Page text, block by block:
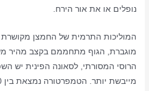
נופלים או את אור הירח.
המוליכות התרמית של החמצן
מוגברת, הגוף מתחממם בקצב מהיר
הרוסי המסורתי, לסאונה הפינית יש